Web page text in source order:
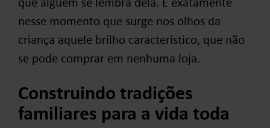
nesse momento que surge nos olhos da
criança aquele brilho característico, que não
se pode comprar em nenhuma loja.
Construindo tradições
familiares para a vida toda